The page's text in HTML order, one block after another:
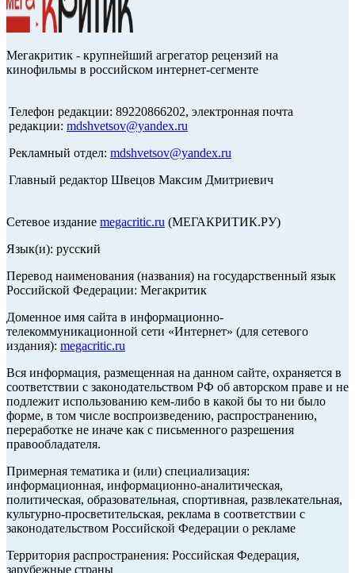
Мегакритик - крупнейший агрегатор рецензий на
кинофильмы в российском интернет-сегменте
Телефон редакции: 89220866202, электронная почта
редакции: mdshvetsov@yandex.ru
Рекламный отдел: mdshvetsov@yandex.ru
Главный редактор Швецов Максим Дмитриевич
Сетевое издание megacritic.ru (МЕГАКРИТИК.РУ)
Язык(и): русский
Перевод наименования (названия) на государственный язык
Российской Федерации: Мегакритик
Доменное имя сайта в информационно-
телекоммуникационной сети «Интернет» (для сетевого
издания): megacritic.ru
Вся информация, размещенная на данном сайте, охраняется в
соответствии с законодательством РФ об авторском праве и не
подлежит использованию кем-либо в какой бы то ни было
форме, в том числе воспроизведению, распространению,
переработке не иначе как с письменного разрешения
правообладателя.
Примерная тематика и (или) специализация:
информационная, информационно-аналитическая,
политическая, образовательная, спортивная, развлекательная,
культурно-просветительская, реклама в соответствии с
законодательством Российской Федерации о рекламе
Территория распространения: Российская Федерация,
зарубежные страны